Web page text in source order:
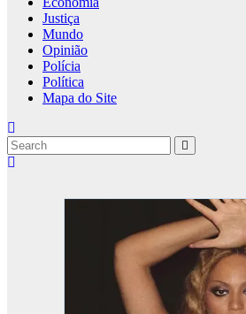
Justiça
Mundo
Opinião
Polícia
Política
Mapa do Site